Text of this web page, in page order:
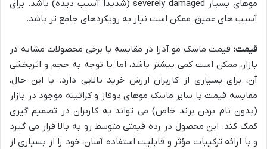
موهای بسیار severely damaged (شدیداً آسیب دیده) باشد. برای
آسیب های عمیق، ممکن است نیاز به رویکردهای جامع تر باشد.
قیمت: قیمت ماسک مو آدرا در مقایسه با برخی محصولات مشابه در
بازار، ممکن است کمی بیشتر باشد، اما با توجه به حجم و اثربخشی
آن، برای بسیاری از کاربران ارزش خرید بالایی دارد. با این حال،
مقایسه قیمت با سایر ماسک موهای دوفاز و کراتینه موجود در بازار
(بدون نام بردن برند خاص) می تواند به کاربران در تصمیم گیری
کمک کند. این محصول در رده قیمتی متوسط رو به بالا قرار می گیرد
و با ارائه ترکیبات مؤثر و قابلیت استفاده آسان، خود را از بسیاری از